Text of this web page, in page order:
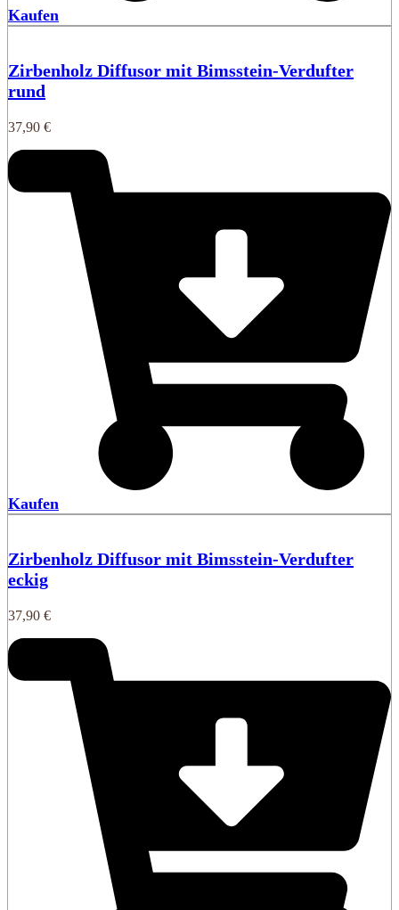
Kaufen
Zirbenholz Diffusor mit Bimsstein-Verdufter
rund
37,90 €
Kaufen
Zirbenholz Diffusor mit Bimsstein-Verdufter
eckig
37,90 €